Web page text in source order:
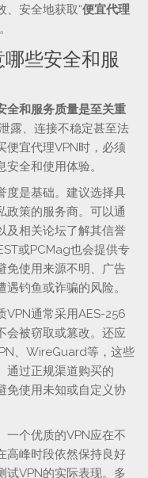
、安全地获取“便宜代理
哪些安全和服
全和服务质量是至关重
露、连接不稳定甚至法
便宜代理VPN时，必须
全和使用体验。
度是基础。建议选择具
政策的服务商。可以通
及相关论坛了解其信誉
或PCMag也会提供专
免使用来源不明、广告
钓鱼或诈骗的风险。
VPN通常采用AES-256
会被窃取或篡改。还应
、WireGuard等，这些
通过正规渠道购买的
免使用未知或自定义协
一个优质的VPN应在不
高峰时段依然保持良好
试VPN的实际表现。多